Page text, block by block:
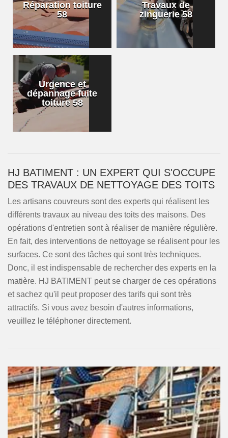
Réparation toiture
58
Travaux de
zinguerie 58
Urgence et
dépannage fuite
toiture 58
HJ BATIMENT : UN EXPERT QUI S'OCCUPE
DES TRAVAUX DE NETTOYAGE DES TOITS
Les artisans couvreurs sont des experts qui réalisent les
différents travaux au niveau des toits des maisons. Des
opérations d'entretien sont à réaliser de manière régulière.
En fait, des interventions de nettoyage se réalisent pour les
surfaces. Ce sont des tâches qui sont très techniques.
Donc, il est indispensable de rechercher des experts en la
matière. HJ BATIMENT peut se charger de ces opérations
et sachez qu'il peut proposer des tarifs qui sont très
attractifs. Si vous avez besoin d'autres informations,
veuillez le téléphoner directement.